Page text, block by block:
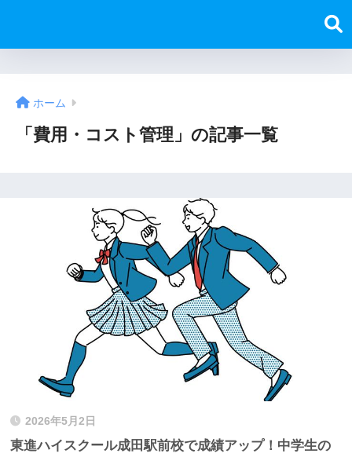
ホーム
「費用・コスト管理」の記事一覧
2026年5月2日
東進ハイスクール成田駅前校で成績アップ！中学生の